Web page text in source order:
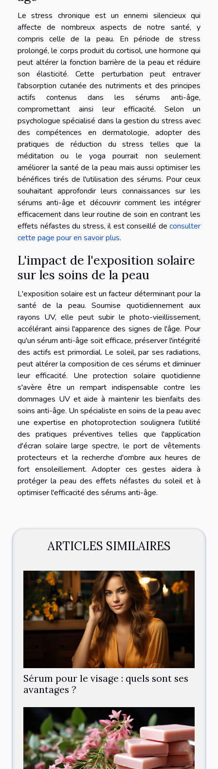
Le stress chronique est un ennemi silencieux qui
affecte de nombreux aspects de notre santé, y
compris celle de la peau. En période de stress
prolongé, le corps produit du cortisol, une hormone qui
peut altérer la fonction barrière de la peau et réduire
son élasticité. Cette perturbation peut entraver
l'absorption cutanée des nutriments et des principes
actifs contenus dans les sérums anti-âge,
compromettant ainsi leur efficacité. Selon un
psychologue spécialisé dans la gestion du stress avec
des compétences en dermatologie, adopter des
pratiques de réduction du stress telles que la
méditation ou le yoga pourrait non seulement
améliorer la santé de la peau mais aussi optimiser les
bénéfices tirés de l'utilisation des sérums. Pour ceux
souhaitant approfondir leurs connaissances sur les
sérums anti-âge et découvrir comment les intégrer
efficacement dans leur routine de soin en contrant les
effets néfastes du stress, il est conseillé de consulter
cette page pour en savoir plus.
L'impact de l'exposition solaire
sur les soins de la peau
L'exposition solaire est un facteur déterminant pour la
santé de la peau. Soumise quotidiennement aux
rayons UV, elle peut subir le photo-vieillissement,
accélérant ainsi l'apparence des signes de l'âge. Pour
qu'un sérum anti-âge soit efficace, préserver l'intégrité
des actifs est primordial. Le soleil, par ses radiations,
peut altérer la composition de ces sérums et diminuer
leur efficacité. Une protection solaire quotidienne
s'avère être un rempart indispensable contre les
dommages UV et aide à maintenir les bienfaits des
soins anti-âge. Un spécialiste en soins de la peau avec
une expertise en photoprotection soulignera l'utilité
des pratiques préventives telles que l'application
d'écran solaire large spectre, le port de vêtements
protecteurs et la recherche d'ombre aux heures de
fort ensoleillement. Adopter ces gestes aidera à
protéger la peau des effets néfastes du soleil et à
optimiser l'efficacité des sérums anti-âge.
ARTICLES SIMILAIRES
Sérum pour le visage : quels sont ses
avantages ?